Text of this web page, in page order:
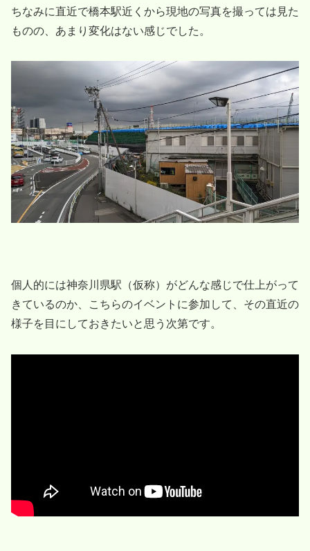
ちなみに直近で橋本駅近くから現地の写真を撮っては見た
ものの、あまり変化はない感じでした。
個人的には神奈川県駅（仮称）がどんな感じで仕上がって
きているのか、こちらのイベントに参加して、その直近の
様子を目にしておきたいと思う次第です。